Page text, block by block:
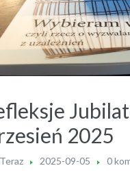
2025
2025-09-05 0